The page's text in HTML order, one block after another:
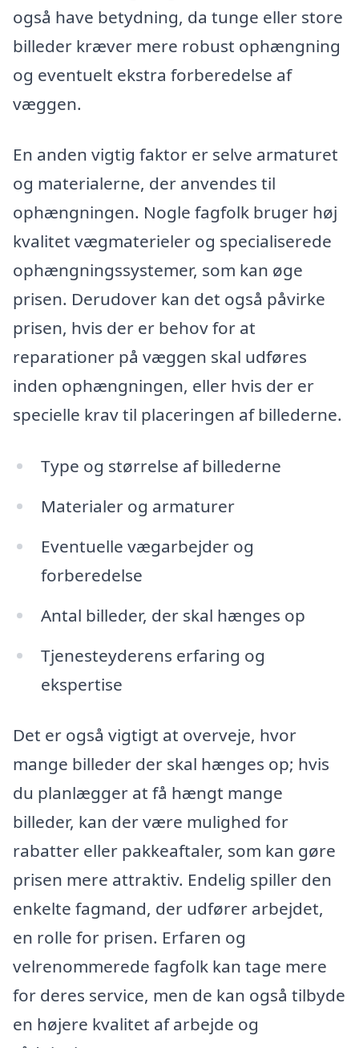
også have betydning, da tunge eller store
billeder kræver mere robust ophængning
og eventuelt ekstra forberedelse af
væggen.
En anden vigtig faktor er selve armaturet
og materialerne, der anvendes til
ophængningen. Nogle fagfolk bruger høj
kvalitet vægmaterieler og specialiserede
ophængningssystemer, som kan øge
prisen. Derudover kan det også påvirke
prisen, hvis der er behov for at
reparationer på væggen skal udføres
inden ophængningen, eller hvis der er
specielle krav til placeringen af billederne.
Type og størrelse af billederne
Materialer og armaturer
Eventuelle vægarbejder og
forberedelse
Antal billeder, der skal hænges op
Tjenesteyderens erfaring og
ekspertise
Det er også vigtigt at overveje, hvor
mange billeder der skal hænges op; hvis
du planlægger at få hængt mange
billeder, kan der være mulighed for
rabatter eller pakkeaftaler, som kan gøre
prisen mere attraktiv. Endelig spiller den
enkelte fagmand, der udfører arbejdet,
en rolle for prisen. Erfaren og
velrenommerede fagfolk kan tage mere
for deres service, men de kan også tilbyde
en højere kvalitet af arbejde og